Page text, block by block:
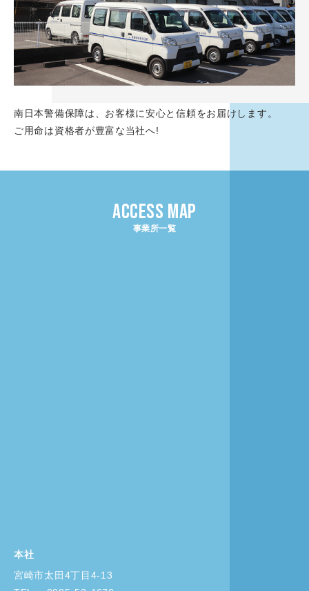
南日本警備保障は、お客様に安心と信頼をお届けします。
ご用命は資格者が豊富な当社へ!
ACCESS MAP
事業所一覧
本社
宮崎市太田4丁目4-13